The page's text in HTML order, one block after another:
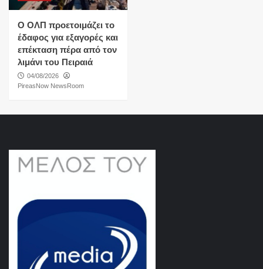
O ΟΛΠ προετοιμάζει το
έδαφος για εξαγορές και
επέκταση πέρα από τον
λιμάνι του Πειραιά
04/08/2026
PireasNow NewsRoom